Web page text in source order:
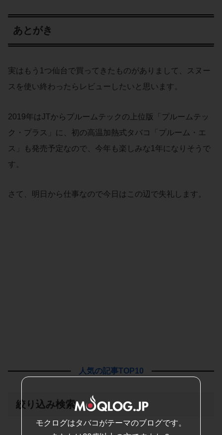
あとがき
実はもう1つ仙台で買ってきたものがありまして、スヌー
スを使い終わったらレビューしたいと思います。
2019年はJTからプルームテックの上位版「プルームテッ
ク・プラス」に、初の高温加熱式タバコ「プルーム・エ
ス」も発売予定なので、今年も楽しみな1年になりそうで
す。
さて、明日から仕事なので今日はこの辺で失礼します。
人気の記事TOP10
絞り込み検索
モクログはタバコがテーマのブログです。